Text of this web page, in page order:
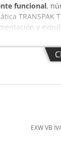
funcional,
TRANSPAK
y
del ciclo
EXW VB